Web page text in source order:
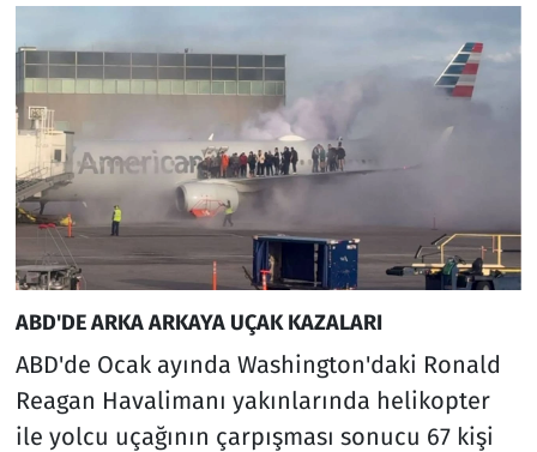
ABD'DE ARKA ARKAYA UÇAK KAZALARI
ABD'de Ocak ayında Washington'daki Ronald
Reagan Havalimanı yakınlarında helikopter
ile yolcu uçağının çarpışması sonucu 67 kişi